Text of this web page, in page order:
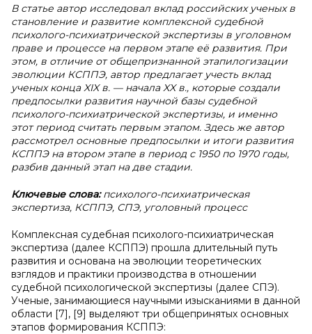
В статье автор исследовал вклад российских ученых в
становление и развитие комплексной судебной
психолого-психиатрической экспертизы в уголовном
праве и процессе на первом этапе её развития. При
этом, в отличие от общепризнанной этапилогизации
эволюции КСППЭ, автор предлагает учесть вклад
ученых конца XIX в. — начала XX в., которые создали
предпосылки развития научной базы судебной
психолого-психиатрической экспертизы, и именно
этот период считать первым этапом. Здесь же автор
рассмотрел основные предпосылки и итоги развития
КСППЭ на втором этапе в период с 1950 по 1970 годы,
разбив данный этап на две стадии.
Ключевые слова:психолого-психиатрическая
экспертиза, КСППЭ, СПЭ, уголовный процесс
Комплексная судебная психолого-психиатрическая
экспертиза (далее КСППЭ) прошла длительный путь
развития и основана на эволюции теоретических
взглядов и практики производства в отношении
судебной психологической экспертизы (далее СПЭ).
Ученые, занимающиеся научными изысканиями в данной
области [7], [9] выделяют три общепринятых основных
этапов формирования КСППЭ: